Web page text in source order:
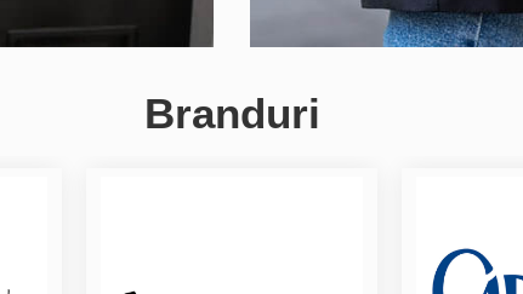
Branduri